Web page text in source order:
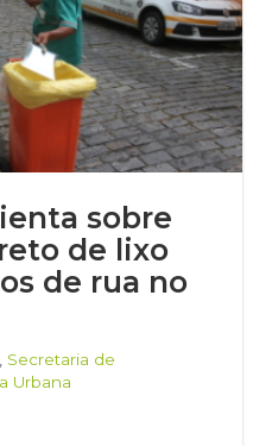
sobre
de lixo
de rua no
Secretaria de
Urbana